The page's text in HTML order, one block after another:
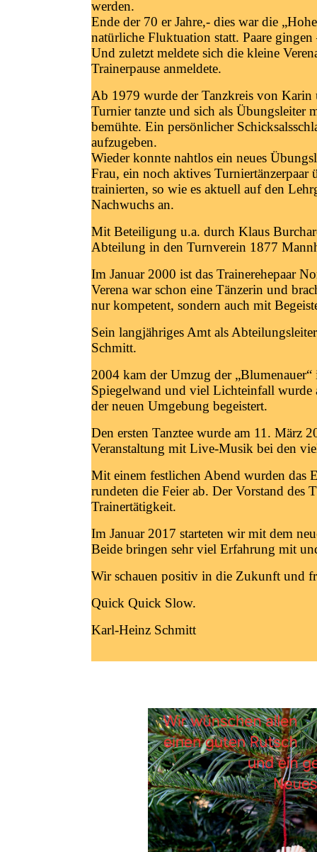
werden.
Ende der 70 er Jahre,- dies war die
natürliche Fluktuation statt. Paare
Und zuletzt meldete sich die kleine
Trainerpause anmeldete.
Ab 1979 wurde der Tanzkreis von Karin
Turnier tanzte und sich als Übungsleiter
bemühte. Ein persönlicher
aufzugeben.
Wieder konnte nahtlos ein neues
Frau, ein noch aktives
trainierten, so wie es aktuell auf den
Nachwuchs an.
Mit Beteiligung u.a. durch Klaus
Abteilung in den Turnverein 1877
Im Januar 2000 ist das Trainerehepaar
Verena war schon eine Tänzerin und
nur kompetent, sondern auch mit
Sein langjähriges Amt als
Schmitt.
2004 kam der Umzug der
Spiegelwand und viel Lichteinfall wurde
der neuen Umgebung begeistert.
Den ersten Tanztee wurde am 11. März
Veranstaltung mit Live-Musik bei den
Mit einem festlichen Abend wurden das
rundeten die Feier ab. Der Vorstand
Trainertätigkeit.
Im Januar 2017 starteten wir mit dem
Beide bringen sehr viel Erfahrung mit
Wir schauen positiv in die Zukunft und
Quick Quick Slow.
Karl-Heinz Schmitt